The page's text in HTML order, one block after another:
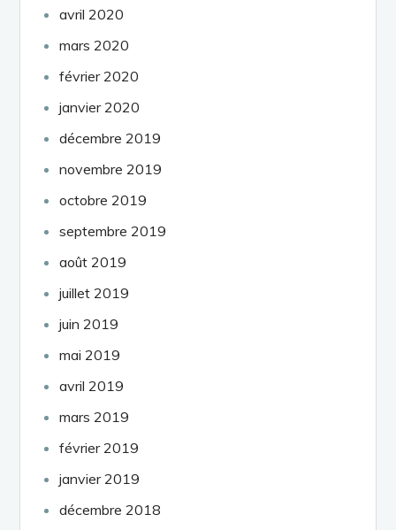
avril 2020
mars 2020
février 2020
janvier 2020
décembre 2019
novembre 2019
octobre 2019
septembre 2019
août 2019
juillet 2019
juin 2019
mai 2019
avril 2019
mars 2019
février 2019
janvier 2019
décembre 2018